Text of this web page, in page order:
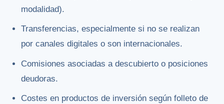
modalidad).
Transferencias, especialmente si no se realizan
por canales digitales o son internacionales.
Comisiones asociadas a descubierto o posiciones
deudoras.
Costes en productos de inversión según folleto de